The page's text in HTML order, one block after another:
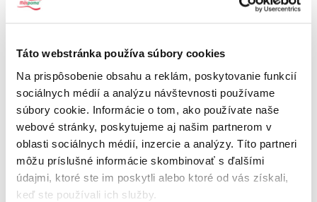
Táto webstránka používa súbory cookies
Na prispôsobenie obsahu a reklám, poskytovanie funkcií
sociálnych médií a analýzu návštevnosti používame
súbory cookie. Informácie o tom, ako používate naše
webové stránky, poskytujeme aj našim partnerom v
oblasti sociálnych médií, inzercie a analýzy. Títo partneri
môžu príslušné informácie skombinovať s ďalšími
údajmi, ktoré ste im poskytli alebo ktoré od vás získali,
keď ste používali ich služby.
6.69